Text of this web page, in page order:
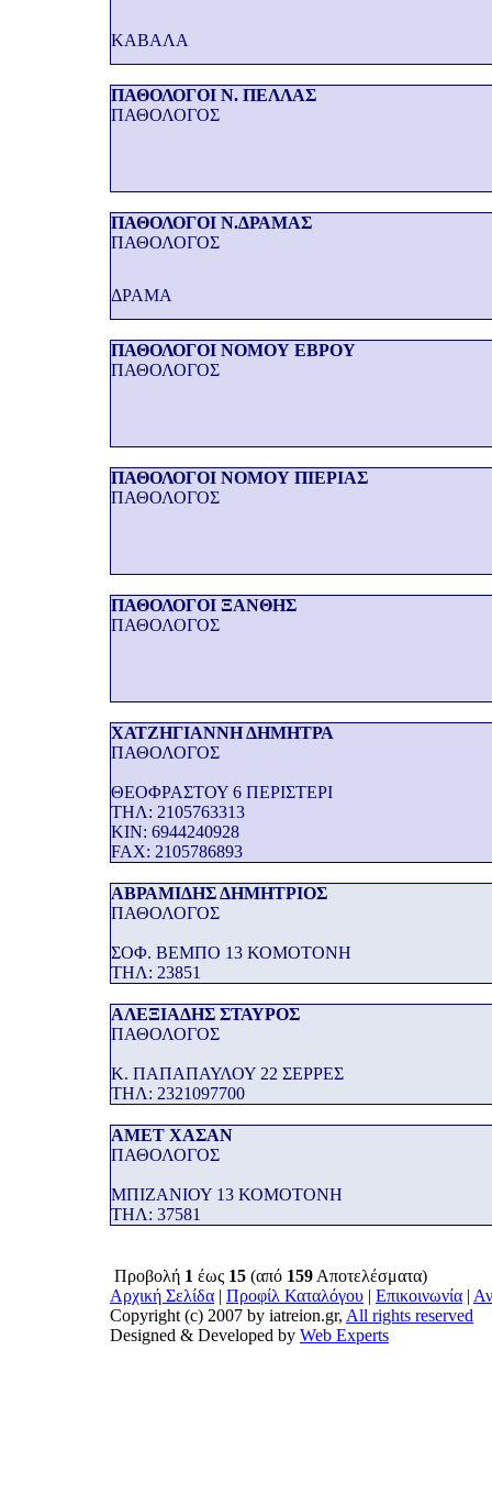
ΚΑΒΑΛΑ
ΠΑΘΟΛΟΓΟΙ Ν. ΠΕΛΛΑΣ
ΠΑΘΟΛΟΓΟΣ
ΠΑΘΟΛΟΓΟΙ Ν.ΔΡΑΜΑΣ
ΠΑΘΟΛΟΓΟΣ
ΔΡΑΜΑ
ΠΑΘΟΛΟΓΟΙ ΝΟΜΟΥ ΕΒΡΟΥ
ΠΑΘΟΛΟΓΟΣ
ΠΑΘΟΛΟΓΟΙ ΝΟΜΟΥ ΠΙΕΡΙΑΣ
ΠΑΘΟΛΟΓΟΣ
ΠΑΘΟΛΟΓΟΙ ΞΑΝΘΗΣ
ΠΑΘΟΛΟΓΟΣ
ΧΑΤΖΗΓΙΑΝΝΗ ΔΗΜΗΤΡΑ
ΠΑΘΟΛΟΓΟΣ
ΘΕΟΦΡΑΣΤΟΥ 6 ΠΕΡΙΣΤΕΡΙ
THΛ: 2105763313
KIN: 6944240928
FAX: 2105786893
ΑΒΡΑΜΙΔΗΣ ΔΗΜΗΤΡΙΟΣ
ΠΑΘΟΛΟΓΟΣ
ΣΟΦ. ΒΕΜΠΟ 13 ΚΟΜΟΤΟΝΗ
THΛ: 23851
ΑΛΕΞΙΑΔΗΣ ΣΤΑΥΡΟΣ
ΠΑΘΟΛΟΓΟΣ
Κ. ΠΑΠΑΠΑΥΛΟΥ 22 ΣΕΡΡΕΣ
THΛ: 2321097700
ΑΜΕΤ ΧΑΣΑΝ
ΠΑΘΟΛΟΓΟΣ
ΜΠΙΖΑΝΙΟΥ 13 ΚΟΜΟΤΟΝΗ
THΛ: 37581
Προβολή 1 έως 15 (από 159 Αποτελέσματα)
Αρχική Σελίδα | Προφίλ Καταλόγου | Επικοινωνία |
Copyright (c) 2007 by iatreion.gr, All rights reserved
Designed & Developed by Web Experts